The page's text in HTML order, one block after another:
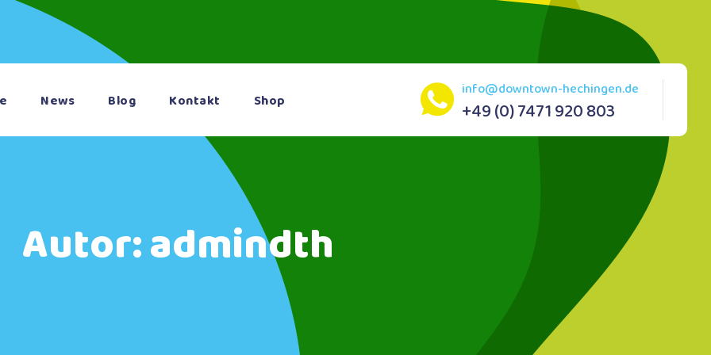
News Blog Kontakt Shop
info@downtown-hechingen.de
+49 (0) 7471 920 803
Autor:admindth